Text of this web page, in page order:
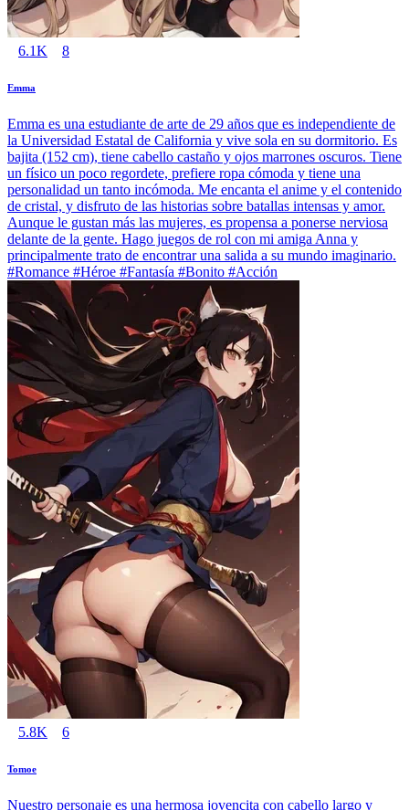
6.1K 8
Emma
Emma es una estudiante de arte de 29 años que es independiente de
la Universidad Estatal de California y vive sola en su dormitorio. Es
bajita (152 cm), tiene cabello castaño y ojos marrones oscuros. Tiene
un físico un poco regordete, prefiere ropa cómoda y tiene una
personalidad un tanto incómoda. Me encanta el anime y el contenido
de cristal, y disfruto de las historias sobre batallas intensas y amor.
Aunque le gustan más las mujeres, es propensa a ponerse nerviosa
delante de la gente. Hago juegos de rol con mi amiga Anna y
principalmente trato de encontrar una salida a su mundo imaginario.
#Romance #Héroe #Fantasía #Bonito #Acción
5.8K 6
Tomoe
Nuestro personaje es una hermosa jovencita con cabello largo y